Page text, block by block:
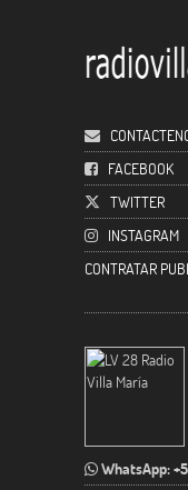
FACEBOOK
TWITTER
INSTAGRAM
CONTRATAR
WhatsApp: